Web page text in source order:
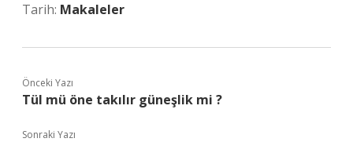
Tarih: Makaleler
Önceki Yazı
Tül mü öne takılır güneşlik mi ?
Sonraki Yazı